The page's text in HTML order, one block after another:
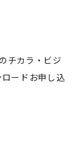
チカラ・ビジ
ードお申し込